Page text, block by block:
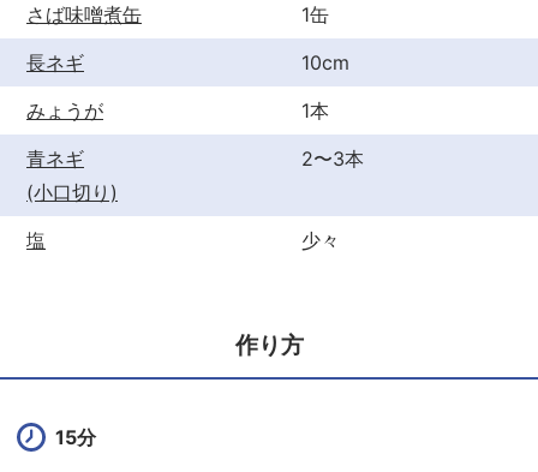
さば味噌煮缶
1缶
長ネギ
10cm
みょうが
1本
青ネギ
(小口切り)
2〜3本
塩 少々
作り方
15分